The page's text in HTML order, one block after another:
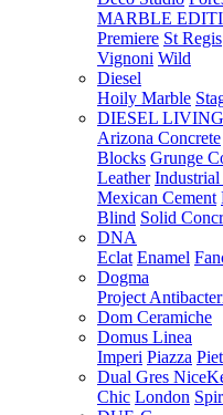
MARBLE
Premiere St Regis
Vignoni Wild
Diesel
Hoily Marble
DIESEL LIVING
Arizona Concrete
Blocks Grunge
Leather Industrial
Mexican Cement
Blind Solid
DNA
Eclat Enamel
Dogma
Project
Dom Ceramiche
Domus Linea
Imperi Piazza
Dual Gres
Chic London